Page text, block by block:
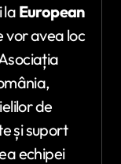
la European
vor avea loc
de
și suport
echipei